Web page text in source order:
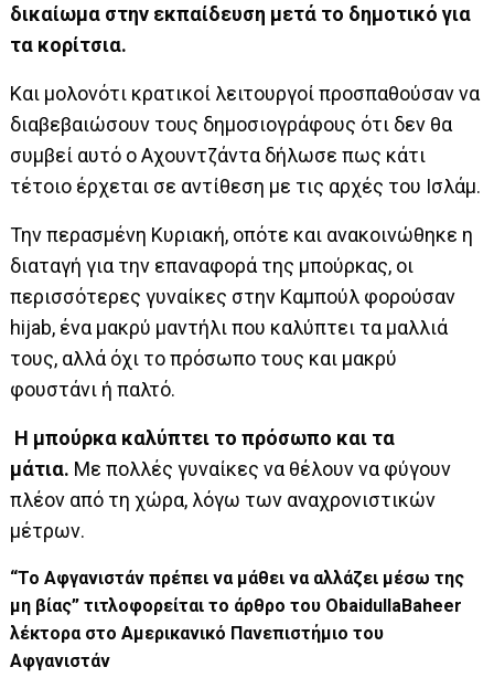
δικαίωμα στην εκπαίδευση μετά το δημοτικό για
τα κορίτσια.
Και μολονότι κρατικοί λειτουργοί προσπαθούσαν να
διαβεβαιώσουν τους δημοσιογράφους ότι δεν θα
συμβεί αυτό ο Αχουντζάντα δήλωσε πως κάτι
τέτοιο έρχεται σε αντίθεση με τις αρχές του Ισλάμ.
Την περασμένη Κυριακή, οπότε και ανακοινώθηκε η
διαταγή για την επαναφορά της μπούρκας, οι
περισσότερες γυναίκες στην Καμπούλ φορούσαν
hijab, ένα μακρύ μαντήλι που καλύπτει τα μαλλιά
τους, αλλά όχι το πρόσωπο τους και μακρύ
φουστάνι ή παλτό.
Η μπούρκα καλύπτει το πρόσωπο και τα
μάτια. Με πολλές γυναίκες να θέλουν να φύγουν
πλέον από τη χώρα, λόγω των αναχρονιστικών
μέτρων.
“Το Αφγανιστάν πρέπει να μάθει να αλλάζει μέσω της
μη βίας” τιτλοφορείται το άρθρο του ObaidullaBaheer
λέκτορα στο Αμερικανικό Πανεπιστήμιο του
Αφγανιστάν